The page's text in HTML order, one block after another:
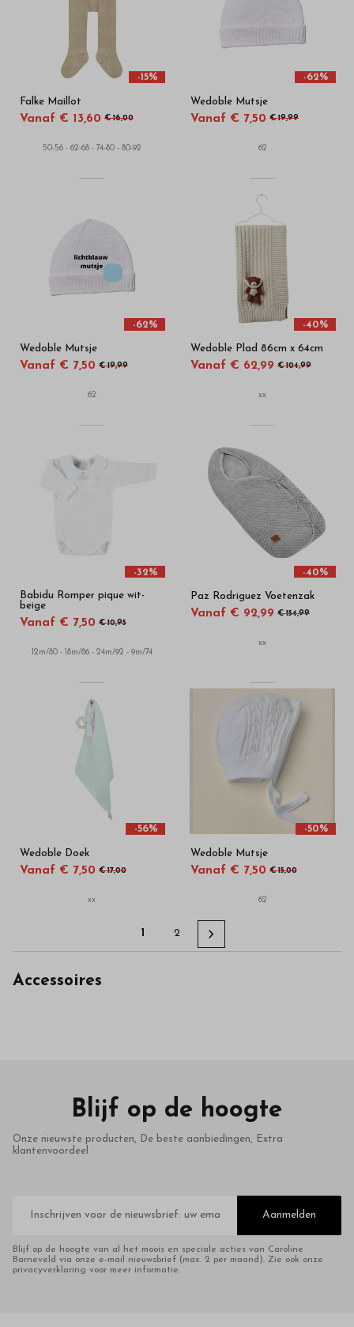
-15%
Falke Maillot
Vanaf € 13,60 € 16,00
50-56 - 62-68 - 74-80 - 80-92
-62%
Wedoble Mutsje
Vanaf € 7,50 € 19,99
62
-62%
Wedoble Mutsje
Vanaf € 7,50 € 19,99
62
-40%
Wedoble Plad 86cm x 64cm
Vanaf € 62,99 € 104,99
xx
-32%
Babidu Romper pique wit-
beige
Vanaf € 7,50 € 10,95
12m/80 - 18m/86 - 24m/92 - 9m/74
-40%
Paz Rodriguez Voetenzak
Vanaf € 92,99 € 154,99
xx
-56%
Wedoble Doek
Vanaf € 7,50 € 17,00
xx
-50%
Wedoble Mutsje
Vanaf € 7,50 € 15,00
62
1 2
Accessoires
Blijf op de hoogte
Onze nieuwste producten, De beste aanbiedingen, Extra
klantenvoordeel
mailadres
Aanmelden
Blijf op de hoogte van al het moois en speciale acties van Caroline
Barneveld via onze e-mail nieuwsbrief (max. 2 per maand). Zie ook onze
privacyverklaring voor meer informatie.